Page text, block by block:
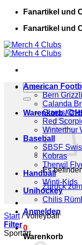
Zum
springen
Fanartikel und
Fanartikel und
Suchen
nach:
Warenkorb /
Es
Zurück
Anmelden
0
Warenkorb
American
Bern
Calanda
Glarus
Red
Winterthur
Baseball
SBSF
Kobras
Therwil
Handball
Winti-Kids
Unihockey
Chilis
Start /Volleyball
Filter
Sportart